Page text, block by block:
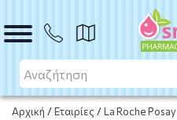
Αρχική /Εταιρίες /La Roche Posay